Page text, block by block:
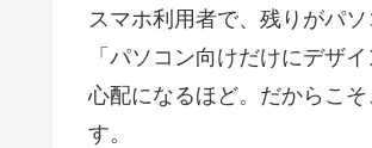
スマホ利用者で、残りがパ
「パソコン向けだけにデザ
心配になるほど。だからこ
す。